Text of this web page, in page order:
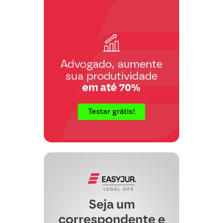
mudança no âmbito governamental,
PARÁGRAFO TERCEIRO:
COBRANÇA: Faculta ao LOCADOR
ou seu procurador, cobrar do
LOCATÁRIO, o(s) aluguel(éis),
tributo(s) e despesa(s) vencido(s),
oriundo(s) deste contrato, utilizando-se
para isso, de todos os meios legais
admitidos. O(s) cheque(s) utilizado(s)
em pagamento, se não compensado(s)
vencimento do aluguel, ocasionará(ão)
mora do LOCATÁRIO, facultando ao
LOCADOR a aplicação do disposto no
PARÁGRAFO QUARTO:DESPESAS E
TRIBUTOS: Todas as despesas
diretamente ligadas à conservação do
imóvel, tais como, água, luz, gás,